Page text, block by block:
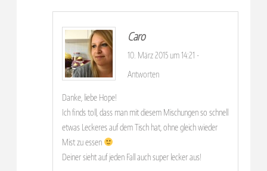
Caro
10. März 2015 um 14:21 -
Antworten
Danke, liebe Hope!
Ich finds toll, dass man mit diesem Mischungen so schnell
etwas Leckeres auf dem Tisch hat, ohne gleich wieder
Mist zu essen
Deiner sieht auf jeden Fall auch super lecker aus!